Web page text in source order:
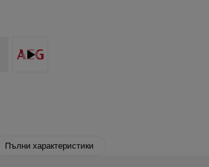
Пълни характеристики